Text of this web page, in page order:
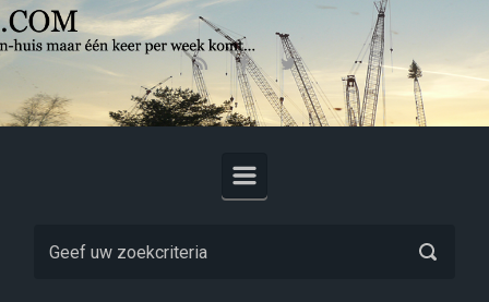
Skip to main content